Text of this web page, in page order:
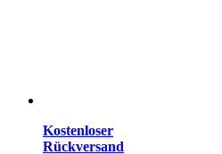
Kostenloser
Rückversand